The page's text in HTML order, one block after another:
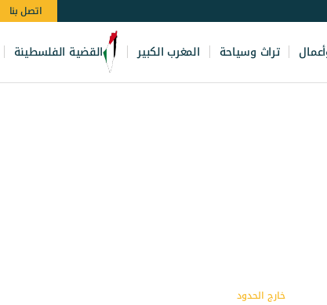
اتصل بنا
تراث وسياحة المغرب الكبير القضية الفلسطينة
خارج الحدود